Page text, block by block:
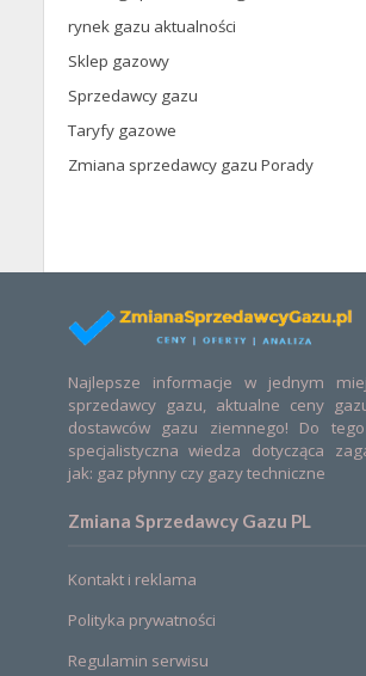
rynek gazu aktualności
Sklep gazowy
Sprzedawcy gazu
Taryfy gazowe
Zmiana sprzedawcy gazu Porady
Najlepsze informacje w jednym
sprzedawcy gazu, aktualne ceny
dostawców gazu ziemnego! Do
specjalistyczna wiedza dotycząca
jak: gaz płynny czy gazy techniczne
Zmiana Sprzedawcy Gazu PL
Kontakt i reklama
Polityka prywatności
Regulamin serwisu